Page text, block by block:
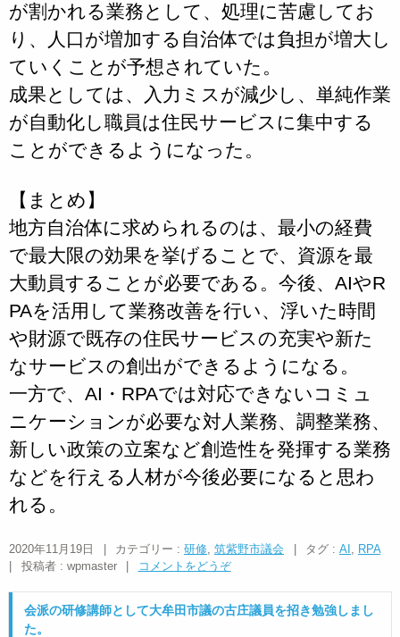
が割かれる業務として、処理に苦慮してお
り、人口が増加する自治体では負担が増大し
ていくことが予想されていた。
成果としては、入力ミスが減少し、単純作業
が自動化し職員は住民サービスに集中する
ことができるようになった。
【まとめ】
地方自治体に求められるのは、最小の経費
で最大限の効果を挙げることで、資源を最
大動員することが必要である。今後、AIやR
PAを活用して業務改善を行い、浮いた時間
や財源で既存の住民サービスの充実や新た
なサービスの創出ができるようになる。
一方で、AI・RPAでは対応できないコミュ
ニケーションが必要な対人業務、調整業務、
新しい政策の立案など創造性を発揮する業務
などを行える人材が今後必要になると思わ
れる。
2020年11月19日 カテゴリー : 研修, 筑紫野市議会 タグ : AI , RPA
投稿者 : wpmaster コメントをどうぞ
会派の研修講師として大牟田市議の古庄議員を招き勉強しまし
た。